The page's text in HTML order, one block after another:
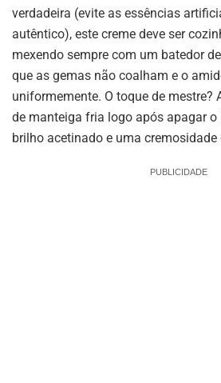
verdadeira (evite as essências
autêntico), este creme deve ser
mexendo sempre com um batedor
que as gemas não coalham e o
uniformemente. O toque de mestre?
de manteiga fria logo após apagar
brilho acetinado e uma cremosidade
PUBLICIDADE